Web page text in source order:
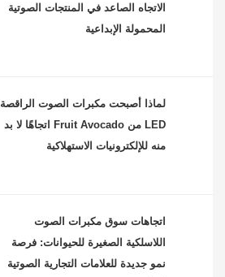
الاتجاه الصاعد في المنتجات الصوتية
المحمولة الإبداعية
لماذا أصبحت مكبرات الصوت الراقصة
LED من Fruit Avocado اتجاهًا لا بد
منه للإلكترونيات الاستهلاكية
اتجاهات سوق مكبرات الصوت
اللاسلكية الصغيرة للحيوانات: فرصة
نمو جديدة للعلامات التجارية الصوتية